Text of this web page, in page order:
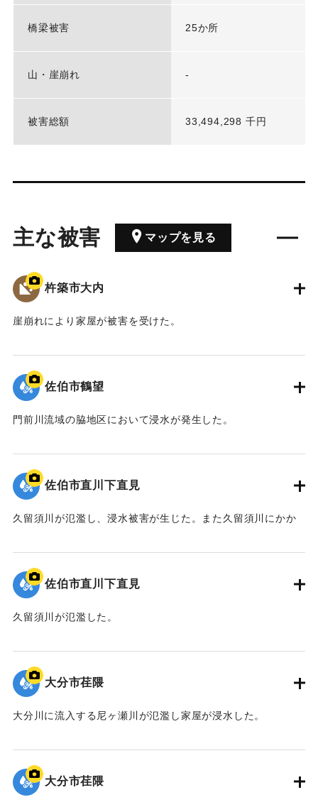
橋梁被害 25か所
山・崖崩れ -
被害総額 33,494,298 千円
主な被害 マップを見る
杵築市大内
崖崩れにより家屋が被害を受けた。
｜固有コード:01064026
佐伯市鶴望
門前川流域の脇地区において浸水が発生した。
｜固有コード:01064025
佐伯市直川下直見
久留須川が氾濫し、浸水被害が生じた。また久留須川にかか
｜固有コード:
佐伯市直川下直見
久留須川が氾濫した。
｜固有コード:01064023
大分市荏隈
大分川に流入する尼ヶ瀬川が氾濫し家屋が浸水した。
｜固有コード:01064022
大分市荏隈